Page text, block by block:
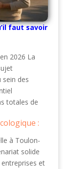
faut savoir
2026 La
des
totales de
:
à Toulon-
solide
et